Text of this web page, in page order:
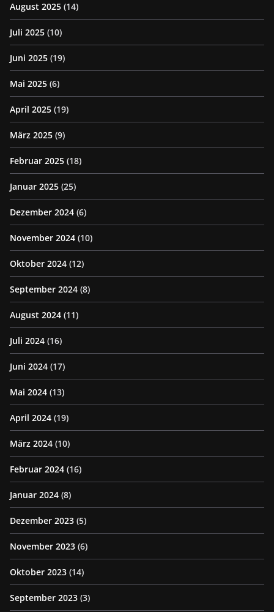
August 2025 (14)
Juli 2025 (10)
Juni 2025 (19)
Mai 2025 (6)
April 2025 (19)
März 2025 (9)
Februar 2025 (18)
Januar 2025 (25)
Dezember 2024 (6)
November 2024 (10)
Oktober 2024 (12)
September 2024 (8)
August 2024 (11)
Juli 2024 (16)
Juni 2024 (17)
Mai 2024 (13)
April 2024 (19)
März 2024 (10)
Februar 2024 (16)
Januar 2024 (8)
Dezember 2023 (5)
November 2023 (6)
Oktober 2023 (14)
September 2023 (3)